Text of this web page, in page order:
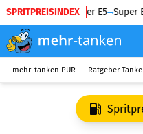
SPRITPREISINDEX
Diesel Super E5 Super
mehr-tanken PUR Ratgeber